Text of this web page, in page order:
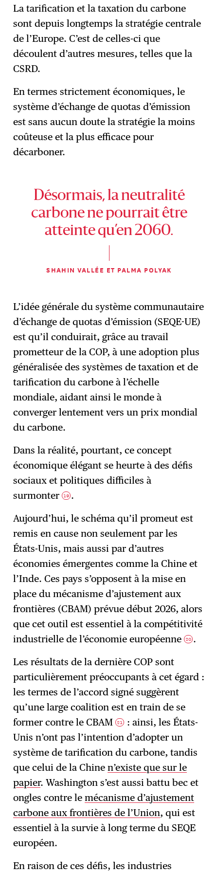
La tarification et la taxation du carbone
sont depuis longtemps la stratégie centrale
de l’Europe. C’est de celles-ci que
découlent d’autres mesures, telles que la
CSRD.
En termes strictement économiques, le
système d’échange de quotas d’émission
est sans aucun doute la stratégie la moins
coûteuse et la plus efficace pour
décarboner.
Désormais, la neutralité
carbone ne pourrait être
atteinte qu’en 2060.
SHAHIN VALLÉE ET PALMA POLYAK
L’idée générale du système communautaire
d’échange de quotas d’émission (SEQE-UE)
est qu’il conduirait, grâce au travail
prometteur de la COP, à une adoption plus
généralisée des systèmes de taxation et de
tarification du carbone à l’échelle
mondiale, aidant ainsi le monde à
converger lentement vers un prix mondial
du carbone.
Dans la réalité, pourtant, ce concept
économique élégant se heurte à des défis
sociaux et politiques difficiles à
surmonter19 .
Aujourd’hui, le schéma qu’il promeut est
remis en cause non seulement par les
États-Unis, mais aussi par d’autres
économies émergentes comme la Chine et
l’Inde. Ces pays s’opposent à la mise en
place du mécanisme d’ajustement aux
frontières (CBAM) prévue début 2026, alors
que cet outil est essentiel à la compétitivité
industrielle de l’économie européenne20 .
Les résultats de la dernière COP sont
particulièrement préoccupants à cet égard :
les termes de l’accord signé suggèrent
qu’une large coalition est en train de se
former contre le CBAM21 : ainsi, les États-
Unis n’ont pas l’intention d’adopter un
système de tarification du carbone, tandis
que celui de la Chinen’existe que sur le
papier. Washington s’est aussi battu bec et
ongles contre lemécanisme d’ajustement
carbone aux frontières de l’Union, qui est
essentiel à la survie à long terme du SEQE
européen.
En raison de ces défis, les industries